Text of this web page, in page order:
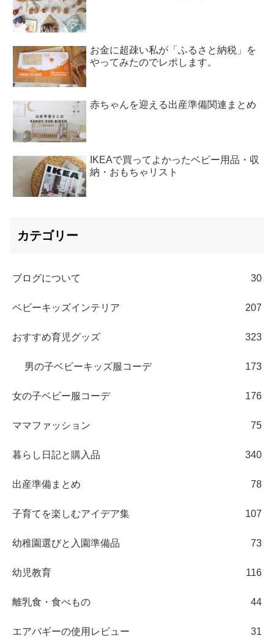
お金に超疎い私が「ふるさと納税」を
やってみたのでレポします。
赤ちゃんを迎える出産準備関連まとめ
IKEAで買ってよかったベビー用品・収
納・おもちゃリスト
カテゴリー
ブログについて 30
ベビーキッズインテリア 207
おすすめ育児グッズ 323
男の子ベビーキッズ服コーデ 173
女の子ベビー服コーデ 176
ママファッション 75
暮らし日記と購入品 340
出産準備まとめ 78
子育てを楽しむアイデア集 107
幼稚園選びと入園準備品 73
幼児教育 116
離乳食・食べもの 44
エアバギーの使用レビュー 31